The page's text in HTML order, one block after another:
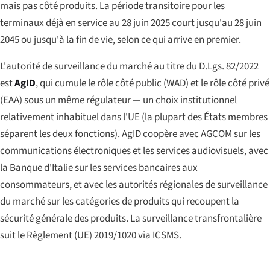
mais pas côté produits. La période transitoire pour les
terminaux déjà en service au 28 juin 2025 court jusqu'au 28 juin
2045 ou jusqu'à la fin de vie, selon ce qui arrive en premier.
L'autorité de surveillance du marché au titre du D.Lgs. 82/2022
estAgID, qui cumule le rôle côté public (WAD) et le rôle côté privé
(EAA) sous un même régulateur — un choix institutionnel
relativement inhabituel dans l'UE (la plupart des États membres
séparent les deux fonctions). AgID coopère avec AGCOM sur les
communications électroniques et les services audiovisuels, avec
la Banque d'Italie sur les services bancaires aux
consommateurs, et avec les autorités régionales de surveillance
du marché sur les catégories de produits qui recoupent la
sécurité générale des produits. La surveillance transfrontalière
suit le Règlement (UE) 2019/1020 via ICSMS.